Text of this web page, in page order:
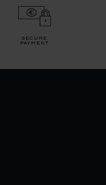
secure
payment